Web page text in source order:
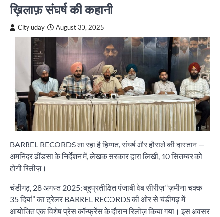
ख़िलाफ़ संघर्ष की कहानी
City uday August 30, 2025
BARREL RECORDS ला रहा है हिम्मत, संघर्ष और हौसले की दास्तान —
अमनिंदर ढींडसा के निर्देशन में, लेखक सरकार द्वारा लिखी, 10 सितम्बर को
होगी रिलीज़।
चंडीगढ़, 28 अगस्त 2025: बहुप्रतीक्षित पंजाबी वेब सीरीज़ “ज़मीना चक्क
35 दियां” का ट्रेलर BARREL RECORDS की ओर से चंडीगढ़ में
आयोजित एक विशेष प्रेस कॉन्फ्रेंस के दौरान रिलीज़ किया गया। इस अवसर